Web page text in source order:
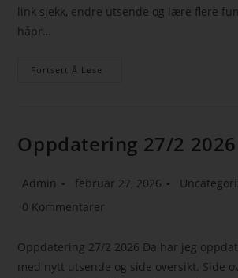
link sjekk, endre utsende og lære flere
håpr…
Fortsett Å Lese
Oppdatering 27/2 2026
Admin februar 27, 2026
0 Kommentarer
Oppdatering 27/2 2026 Da har jeg
med nytt utsende og side oversikt. Side